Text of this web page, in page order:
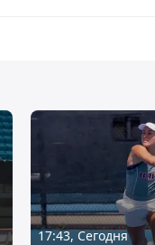
17:43, Сегодня